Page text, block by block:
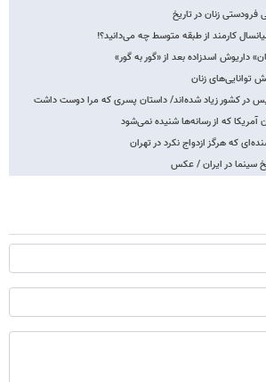
زنان در تاریخ
کارمند از طبقه متوسط چه می‌دانید؟!
داریوش اسدزاده بعد از «گور به گور»
توانایی‌های زنان
در کشور زیاد شده‌اند/ داستان پسری که مرا دوست داشت
که از رسانه‌ها شنیده نمی‌شود
که هرگز ازدواج نکرد در تهران
سینما در ایران / عکس